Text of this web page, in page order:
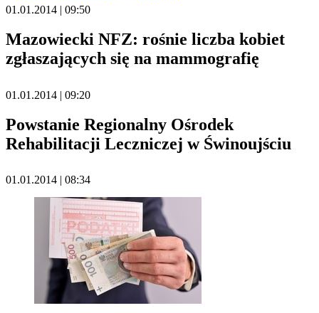
01.01.2014 | 09:50
Mazowiecki NFZ: rośnie liczba kobiet
zgłaszających się na mammografię
01.01.2014 | 09:20
Powstanie Regionalny Ośrodek
Rehabilitacji Leczniczej w Świnoujściu
01.01.2014 | 08:34